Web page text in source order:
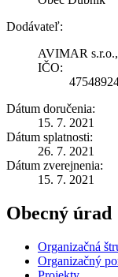
Dodávateľ:
AVIMAR
IČO:
Dátum doručenia:
15. 7. 2021
Dátum splatnosti:
26. 7. 2021
Dátum zverejnenia:
15. 7. 2021
Obecný úrad
Organizačná
Organizačný